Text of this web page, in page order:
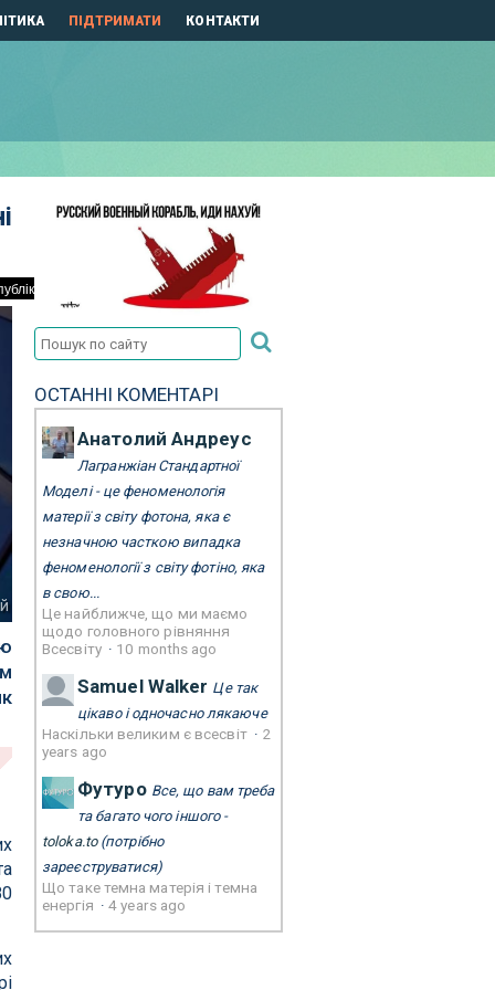
ПІДТРИМАТИ КОНТАКТИ
ОСТАННІ КОМЕНТАРІ
Анатолий Андреус
Лагранжіан Стандартної
Моделі - це феноменологія
матерії з світу фотона, яка є
незначною часткою випадка
феноменології з світу фотіно, яка
в свою...
Це найближче, що ми маємо
щодо головного рівняння
Всесвіту · 10 months ago
Samuel Walker Це так
цікаво і одночасно лякаюче
Наскільки великим є всесвіт · 2
years ago
Футуро Все, що вам треба
та багато чого іншого -
toloka.to(потрібно
зареєструватися)
Що таке темна матерія і темна
енергія ·4 years ago